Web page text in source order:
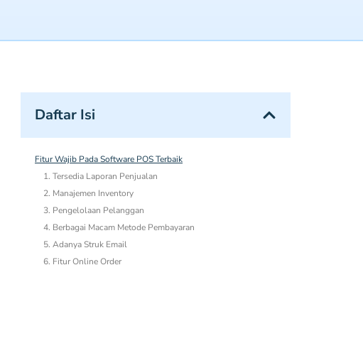
Daftar Isi
Fitur Wajib Pada Software POS Terbaik
1. Tersedia Laporan Penjualan
2. Manajemen Inventory
3. Pengelolaan Pelanggan
4. Berbagai Macam Metode Pembayaran
5. Adanya Struk Email
6. Fitur Online Order